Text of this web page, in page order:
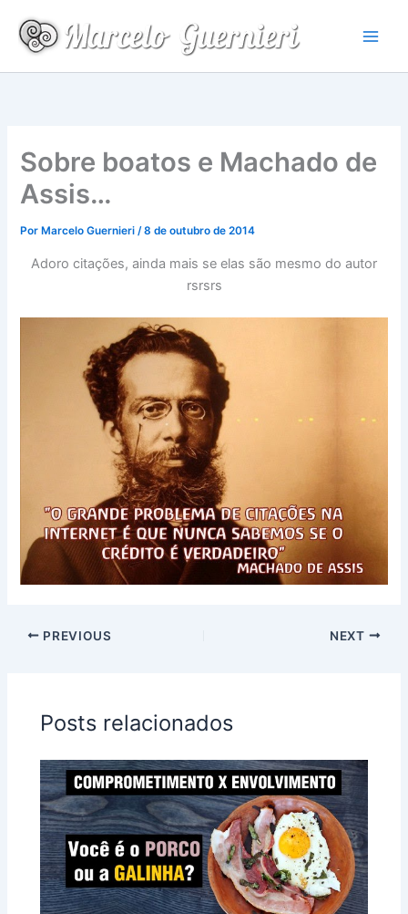
para
conteúdo
Sobre boatos e Machado de
Assis…
Por Marcelo Guernieri/8 de outubro de 2014
Adoro citações, ainda mais se elas são mesmo do autor
rsrsrs
PREVIOUS NEXT
Posts relacionados